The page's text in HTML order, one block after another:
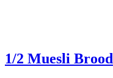
1/2 Muesli Brood